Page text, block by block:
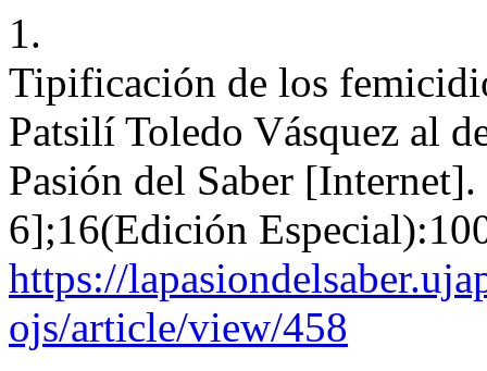
1.
Tipificación de los
Patsilí Toledo Vásquez al
Pasión del Saber
6];16(Edición
https://
ojs/article/view/458